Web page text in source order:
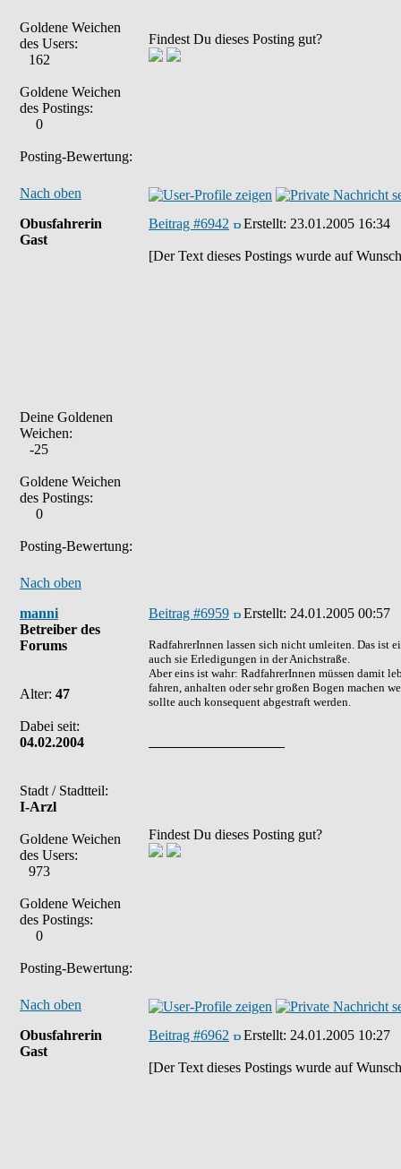
Goldene Weichen
des Users:
162
Goldene Weichen
des Postings:
0
Posting-Bewertung:
Findest Du dieses Posting gut?
Nach oben
Obusfahrerin
Gast
Deine Goldenen
Weichen:
-25
Goldene Weichen
des Postings:
0
Posting-Bewertung:
Beitrag #6942 Erstellt: 23.01.2005 16:34
[Der Text dieses Postings wurde auf
Nach oben
manni
Betreiber des
Forums
Alter: 47
Dabei seit:
04.02.2004
Stadt / Stadtteil:
I-Arzl
Goldene Weichen
des Users:
973
Goldene Weichen
des Postings:
0
Posting-Bewertung:
Beitrag #6959 Erstellt: 24.01.2005 00:57
RadfahrerInnen lassen sich nicht umleiten. Das ist
auch sie Erledigungen in der Anichstraße.
Aber eins ist wahr: RadfahrerInnen müssen damit
fahren, anhalten oder sehr großen Bogen machen
sollte auch konsequent abgestraft werden.
Findest Du dieses Posting gut?
Nach oben
Obusfahrerin
Gast
Beitrag #6962 Erstellt: 24.01.2005 10:27
[Der Text dieses Postings wurde auf